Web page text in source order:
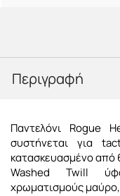
Περιγραφή
Παντελόνι Rogue
συστήνεται για
κατασκευασμένο από
Washed Twill
χρωματισμούς μαύρο,